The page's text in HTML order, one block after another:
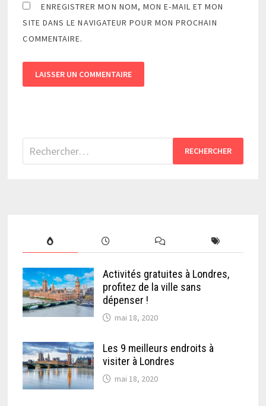
ENREGISTRER MON NOM, MON E-MAIL ET MON
SITE DANS LE NAVIGATEUR POUR MON PROCHAIN
COMMENTAIRE.
Rechercher :
Activités gratuites à Londres,
profitez de la ville sans
dépenser !
mai 18, 2020
Les 9 meilleurs endroits à
visiter à Londres
mai 18, 2020